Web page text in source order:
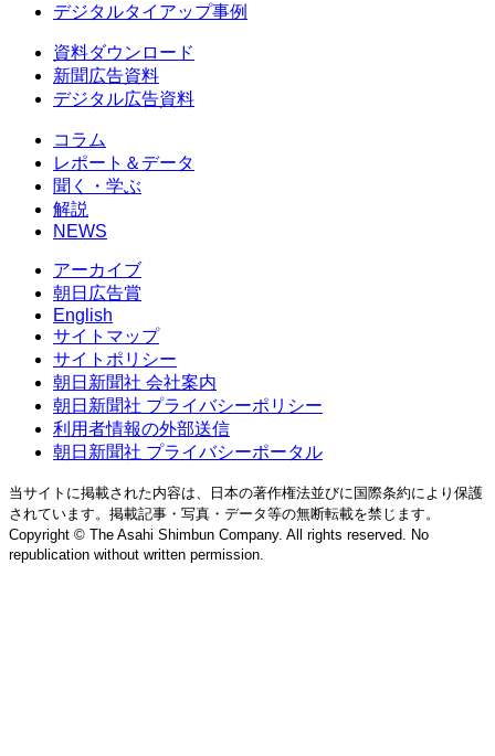
デジタルタイアップ事例
資料ダウンロード
新聞広告資料
デジタル広告資料
コラム
レポート＆データ
聞く・学ぶ
解説
NEWS
アーカイブ
朝日広告賞
English
サイトマップ
サイトポリシー
朝日新聞社 会社案内
朝日新聞社 プライバシーポリシー
利用者情報の外部送信
朝日新聞社 プライバシーポータル
当サイトに掲載された内容は、日本の著作権法並びに国際条約により保護
されています。掲載記事・写真・データ等の無断転載を禁じます。
Copyright © The Asahi Shimbun Company. All rights reserved. No
republication without written permission.